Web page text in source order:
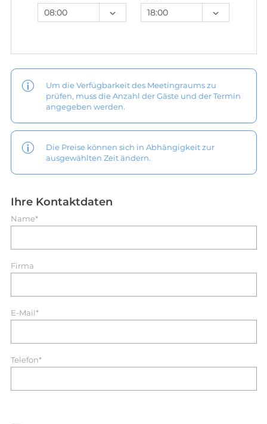
Um die Verfügbarkeit des Meetingraums zu
prüfen, muss die Anzahl der Gäste und der Termin
angegeben werden.
Die Preise können sich in Abhängigkeit zur
ausgewählten Zeit ändern.
Ihre Kontaktdaten
Name*
Firma
E-Mail*
Telefon*